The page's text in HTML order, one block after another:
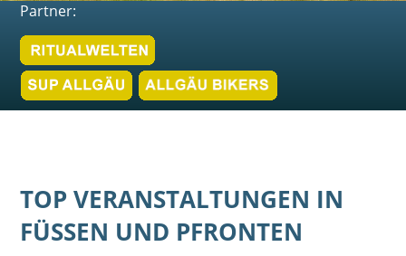
Partner:
TOP VERANSTALTUNGEN IN
FÜSSEN UND PFRONTEN